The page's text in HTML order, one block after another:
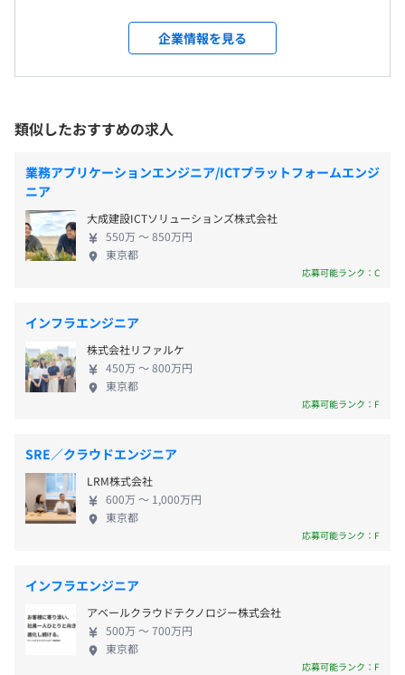
◎AWS／Azureで1000件以上の導入事例
（マイクロサービス化等）、データ分析基盤等の案件や、
技術トレンドによる推進をおこなっています。
■“働き方改革”の実現へつなげる勤怠・作業管理システム
『就業役者®』
■クラウド型シフト管理システム『SHIFTEE®』
■音声による操作・入力を可能にするソフト
■持込パソコンなどの管理外機器セキュリティ対策確認シ
ステム『PC検疫けんちくん®』
■建築業向け工事情報管理システム『建て役者®』
■顧客情報マッピングサービス『PinMap®』
■飲食店／ホテル向け自動発注システム『Smart
■教育機関向け 相談予約・履歴管理システム『Booking-
port®』
■クラウド型DWHソリューション『Smart DWH®（SaaS
版）』
■企業向け生成AIアシスタントシステム『Smart
■次世代データ分析基盤『ADDPLAT®』
■情報セキュリティ対策支援サービス『Security
Studio®』
■ServiceNowオファリングサービス『Supportas
受動喫煙防止措置に関する事項
▼特別休暇・独自の休暇
・リフレッシュ休暇（3日）
・育児参加奨励休暇
▼有給休暇
・年次有給休暇（1日、半日、時間単位で取得可能）
▼ライフイベント支援（休業・休暇）
・介護休業
・看護休暇
▼勤務サポート
・育児・介護短時間勤務制度（育児はお子様が中学生にな
・在宅勤務手当
◎賞与実績：業績に応じて支給いたします。
なっています。 案件の99％がエンドユーザーとの直
接取引で、クラウドへの移行やITモダナイゼーショ
ン、生成AIを活用した自社プロダクト開発など最新の
を積み重ねています。 社員1人1人が高いスキルを追
求する文化が根付いており、オラクルデータベース
の最高峰資格である「ORACLE MASTER Platinum」
の保有者数は国内第4位で、国内トップクラスの専門
性を持つ技術者集団と言えます。 また、受託開発だ
けにとどまらず、自社パッケージ製品も数多く手が
け、シリコンバレーの関連会社を通じて常に最先端
の情報を吸収し、グローバルな視点を持ってお客様
ます。 【Future Innovation事業本部 ソリューション
Services（AWS)、Microsoft Azure等のクラウド技術
を中心に、クラウドマイグレーション/モダナイゼー
ション、APP開発、データ分析基盤構築、AI導入など
援を提供しています。 大手企業への導入実績が多
く、金融系、飲食業、アパレル会社、建設業など、
幅広い業界業種の経験を積んでいただけます。 （PJ
一例）大手乳業会社様：基幹システムを含めたクラ
ウド環境への全面刷新プロジェクトを、計画フェー
に生成AIを使った独自プロダクトを開発しており、既
に約100社に導入いただいています。 部門発足から
10年と社内で1番新しい部門ですが、売上・利益共に
約20倍へと成長し、会社への貢献度も非常に高い事
業部です。 技術にこだわり、お客様目線で主体性の
企業情報を見る
類似したおすすめの求人
業務アプリケーションエンジニア/ICTプラットフォームエンジ
ニア
大成建設ICTソリューションズ株式会社
550万 〜 850万円
東京都
応募可能ランク：C
インフラエンジニア
株式会社リファルケ
450万 〜 800万円
東京都
応募可能ランク：F
SRE／クラウドエンジニア
LRM株式会社
600万 〜 1,000万円
東京都
応募可能ランク：F
インフラエンジニア
アベールクラウドテクノロジー株式会社
500万 〜 700万円
東京都
応募可能ランク：F